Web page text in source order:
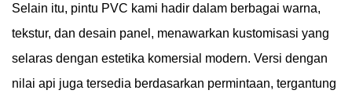
Selain itu, pintu PVC kami hadir dalam berbagai warna,
tekstur, dan desain panel, menawarkan kustomisasi yang
selaras dengan estetika komersial modern. Versi dengan
nilai api juga tersedia berdasarkan permintaan, tergantung